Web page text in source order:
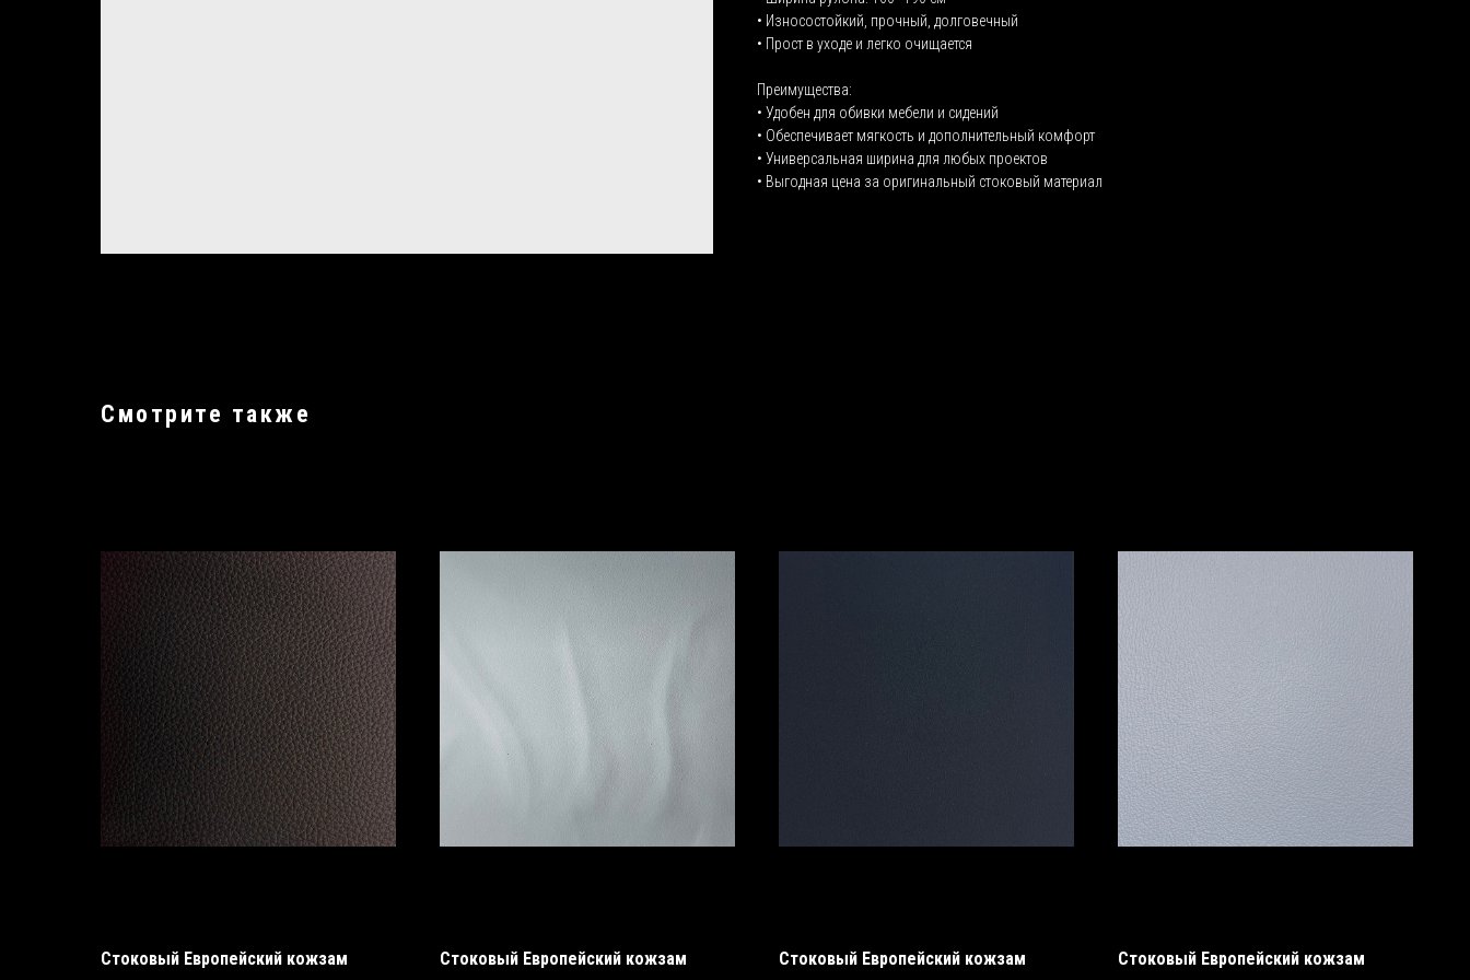
• Износостойкий, прочный, долговечный
• Прост в уходе и легко очищается
Преимущества:
• Удобен для обивки мебели и сидений
• Обеспечивает мягкость и дополнительный комфорт
• Универсальная ширина для любых проектов
• Выгодная цена за оригинальный стоковый материал
Смотрите также
Стоковый Европейский кожзам Стоковый Европейский кожзам Стоковый Европейский кожзам Стоковый Европейский кожзам